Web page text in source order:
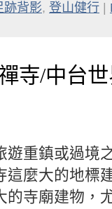
跡背影, 登山健行
寺/中台
遊重鎮或過境
這麼大的地標
的寺廟建物，